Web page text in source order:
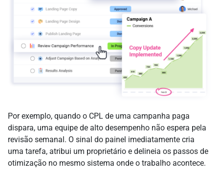
Por exemplo, quando o CPL de uma campanha paga
dispara, uma equipe de alto desempenho não espera pela
revisão semanal. O sinal do painel imediatamente cria
uma tarefa, atribui um proprietário e delineia os passos de
otimização no mesmo sistema onde o trabalho acontece.